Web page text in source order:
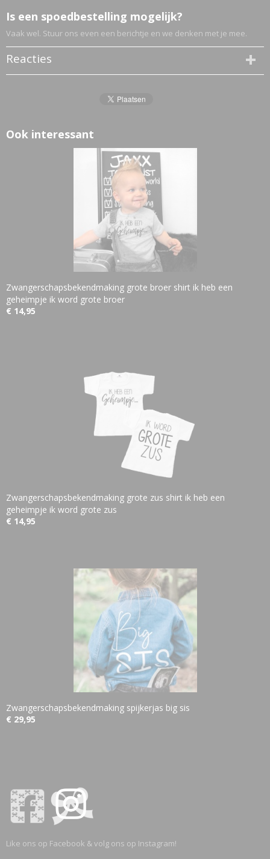
Is een spoedbestelling mogelijk?
Vaak wel. Stuur ons even een berichtje en we denken met je mee.
Reacties
Ook interessant
Zwangerschapsbekendmaking grote broer shirt ik heb een
geheimpje ik word grote broer
€ 14,95
Zwangerschapsbekendmaking grote zus shirt ik heb een
geheimpje ik word grote zus
€ 14,95
Zwangerschapsbekendmaking spijkerjas big sis
€ 29,95
Like ons op Facebook & volg ons op Instagram!